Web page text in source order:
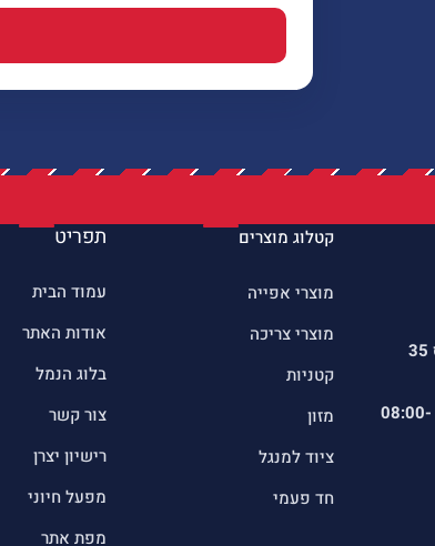
כתובתינו : שדרות הרכס 35
08:00-
קטלוג מוצרים
מוצרי אפייה
מוצרי צריכה
קטניות
מזון
ציוד למנגל
חד פעמי
תפריט
עמוד הבית
אודות האתר
בלוג הנמל
צור קשר
רישיון יצרן
מפעל חיוני
מפת אתר